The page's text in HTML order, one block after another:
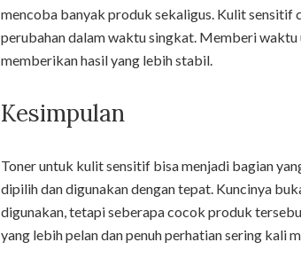
mencoba banyak produk sekaligus. Kulit sensitif
perubahan dalam waktu singkat. Memberi
memberikan hasil yang lebih stabil.
Kesimpulan
Toner untuk kulit sensitif bisa menjadi bagian
dipilih dan digunakan dengan tepat. Kuncinya
digunakan, tetapi seberapa cocok produk
yang lebih pelan dan penuh perhatian sering kali